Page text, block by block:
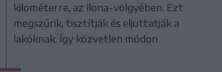
kilométerre, az Ilona-völgyében. Ezt
megszűrik, tisztítják és eljuttatják a
lakóknak. Így közvetlen módon